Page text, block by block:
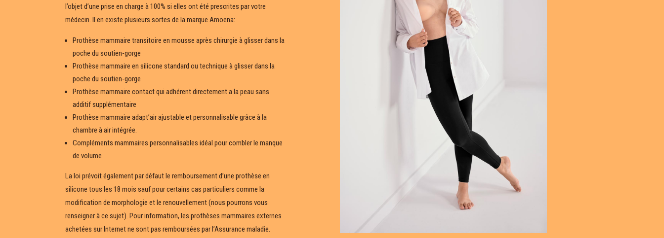
l’objet d’une prise en charge à 100% si elles ont été prescrites par votre
médecin. Il en existe plusieurs sortes de la marque Amoena:
Prothèse mammaire transitoire en mousse après chirurgie à glisser dans la
poche du soutien-gorge
Prothèse mammaire en silicone standard ou technique à glisser dans la
poche du soutien-gorge
Prothèse mammaire contact qui adhérent directement a la peau sans
additif supplémentaire
Prothèse mammaire adapt’air ajustable et personnalisable grâce à la
chambre à air intégrée.
Compléments mammaires personnalisables idéal pour combler le manque
de volume
La loi prévoit également par défaut le remboursement d’une prothèse en
silicone tous les 18 mois sauf pour certains cas particuliers comme la
modification de morphologie et le renouvellement (nous pourrons vous
renseigner à ce sujet). Pour information, les prothèses mammaires externes
achetées sur Internet ne sont pas remboursées par l’Assurance maladie.